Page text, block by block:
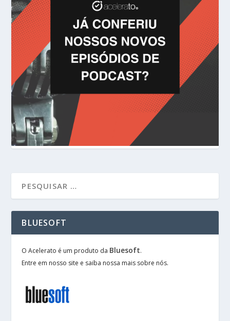
BLUESOFT
O Acelerato é um produto da Bluesoft.
Entre em nosso site e saiba nossa mais sobre nós.